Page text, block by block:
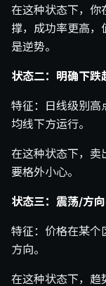
在这种状态下，你
撑，成功率更高，
是逆势。
状态二：明确下跌
特征：日线级别高
均线下方运行。
在这种状态下，卖
要格外小心。
状态三：震荡/方向
特征：价格在某个
方向。
在这种状态下，趋